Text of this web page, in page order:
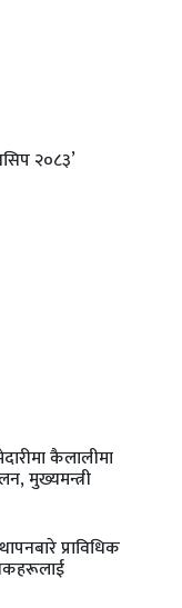
२०८३’
कैलालीमा
मुख्यमन्त्री
प्राविधिक